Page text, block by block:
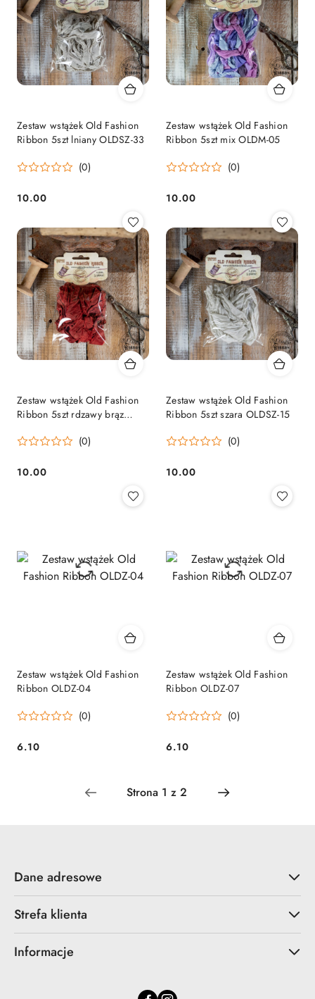
Zestaw wstążek Old Fashion
Ribbon 5szt lniany OLDSZ-33
(0)
Cena:
10.00
Zestaw wstążek Old Fashion
Ribbon 5szt mix OLDM-05
(0)
Cena:
10.00
Zestaw wstążek Old Fashion
Ribbon 5szt rdzawy brąz
(0)
Cena:
10.00
Zestaw wstążek Old Fashion
Ribbon 5szt szara OLDSZ-15
(0)
Cena:
10.00
Zestaw wstążek Old Fashion
Ribbon OLDZ-04
(0)
Cena:
6.10
Zestaw wstążek Old Fashion
Ribbon OLDZ-07
(0)
Cena:
6.10
Dane adresowe
Strefa klienta
Informacje